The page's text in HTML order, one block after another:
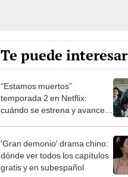
Te puede interesar
“Estamos muertos”
temporada 2 en Netflix:
cuándo se estrena y avances
'Gran demonio' drama chino:
dónde ver todos los capítulos
gratis y en subespañol